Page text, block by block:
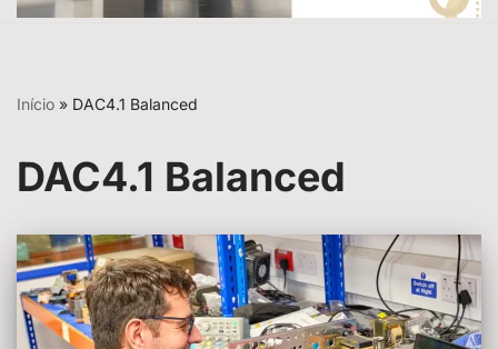
Início » DAC4.1 Balanced
DAC4.1 Balanced